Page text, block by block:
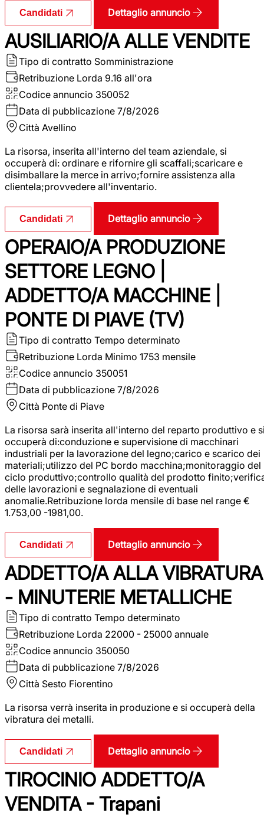
Candidati Dettaglio annuncio
AUSILIARIO/A ALLE VENDITE
Tipo di contratto Somministrazione
Retribuzione Lorda 9.16 all'ora
Codice annuncio 350052
Data di pubblicazione 7/8/2026
Città Avellino
La risorsa, inserita all'interno del team aziendale, si
occuperà di: ordinare e rifornire gli scaffali;scaricare e
disimballare la merce in arrivo;fornire assistenza alla
clientela;provvedere all'inventario.
Candidati Dettaglio annuncio
OPERAIO/A PRODUZIONE
SETTORE LEGNO |
ADDETTO/A MACCHINE |
PONTE DI PIAVE (TV)
Tipo di contratto Tempo determinato
Retribuzione Lorda Minimo 1753 mensile
Codice annuncio 350051
Data di pubblicazione 7/8/2026
Città Ponte di Piave
La risorsa sarà inserita all'interno del reparto produttivo e
occuperà di:conduzione e supervisione di macchinari
industriali per la lavorazione del legno;carico e scarico dei
materiali;utilizzo del PC bordo macchina;monitoraggio del
ciclo produttivo;controllo qualità del prodotto
delle lavorazioni e segnalazione di eventuali
anomalie.Retribuzione lorda mensile di base nel range €
1.753,00 -1981,00.
Candidati Dettaglio annuncio
ADDETTO/A ALLA VIBRATURA
- MINUTERIE METALLICHE
Tipo di contratto Tempo determinato
Retribuzione Lorda 22000 - 25000 annuale
Codice annuncio 350050
Data di pubblicazione 7/8/2026
Città Sesto Fiorentino
La risorsa verrà inserita in produzione e si occuperà della
vibratura dei metalli.
Candidati Dettaglio annuncio
TIROCINIO ADDETTO/A
VENDITA - Trapani